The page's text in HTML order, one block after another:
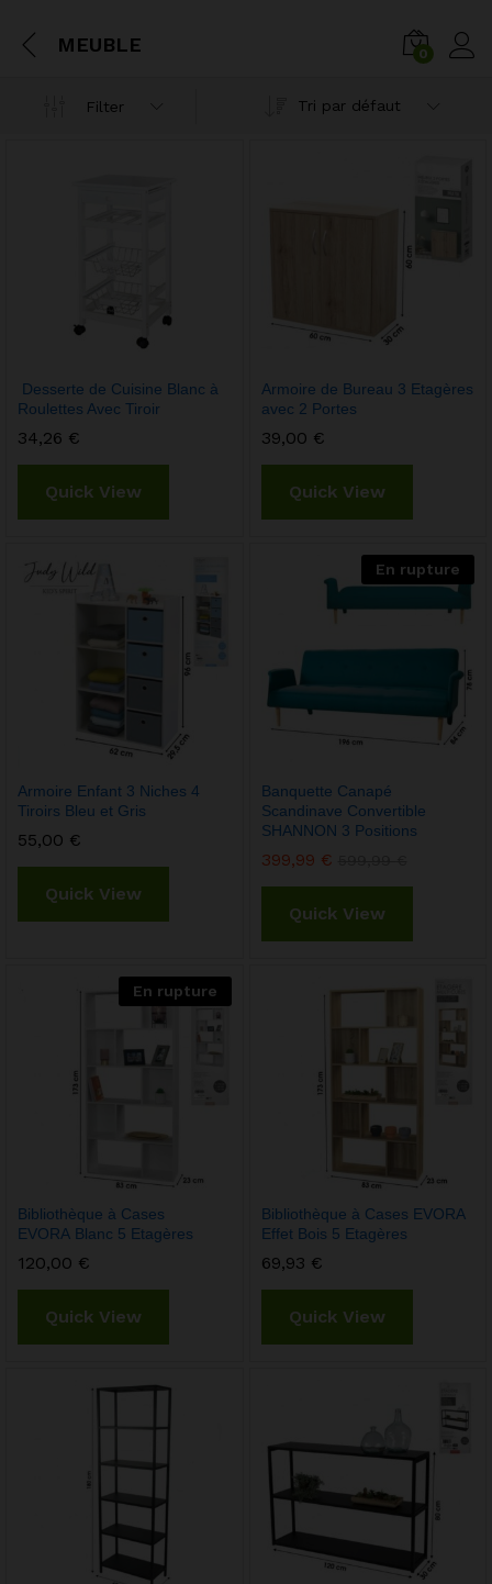
MEUBLE 0
Filter Tri par défaut
Desserte de Cuisine Blanc à
Roulettes Avec Tiroir
34,26 €
Quick View
Armoire de Bureau 3 Etagères
avec 2 Portes
39,00 €
Quick View
Armoire Enfant 3 Niches 4
Tiroirs Bleu et Gris
55,00 €
Quick View
En rupture
Banquette Canapé
Scandinave Convertible
SHANNON 3 Positions
399,99 €
Quick View
En rupture
Bibliothèque à Cases
EVORA Blanc 5 Etagères
120,00 €
Quick View
Bibliothèque à Cases EVORA
Effet Bois 5 Etagères
69,93 €
Quick View